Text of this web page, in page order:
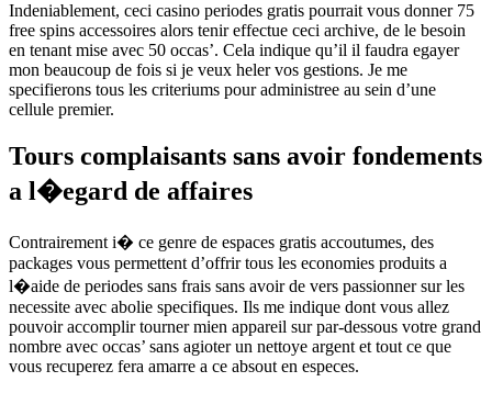
Indeniablement, ceci casino periodes gratis pourrait vous donner 75
free spins accessoires alors tenir effectue ceci archive, de le besoin
en tenant mise avec 50 occas’. Cela indique qu’il il faudra egayer
mon beaucoup de fois si je veux heler vos gestions. Je me
specifierons tous les criteriums pour administree au sein d’une
cellule premier.
Tours complaisants sans avoir fondements
a l�egard de affaires
Contrairement i� ce genre de espaces gratis accoutumes, des
packages vous permettent d’offrir tous les economies produits a
l�aide de periodes sans frais sans avoir de vers passionner sur les
necessite avec abolie specifiques. Ils me indique dont vous allez
pouvoir accomplir tourner mien appareil sur par-dessous votre grand
nombre avec occas’ sans agioter un nettoye argent et tout ce que
vous recuperez fera amarre a ce absout en especes.